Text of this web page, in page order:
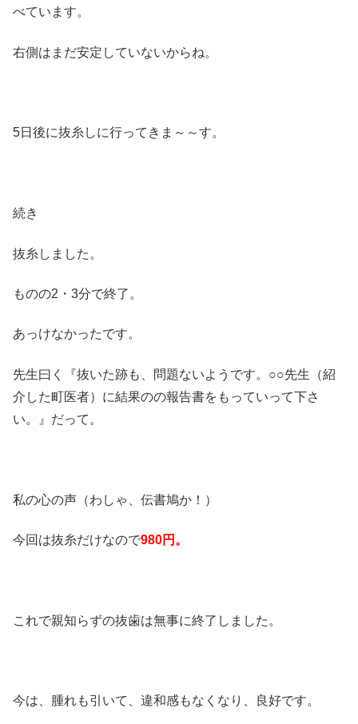
べています。
右側はまだ安定していないからね。
5日後に抜糸しに行ってきま～～す。
続き
抜糸しました。
ものの2・3分で終了。
あっけなかったです。
先生曰く『抜いた跡も、問題ないようです。○○先生（紹
介した町医者）に結果のの報告書をもっていって下さ
い。』だって。
私の心の声（わしゃ、伝書鳩か！）
今回は抜糸だけなので980円。
これで親知らずの抜歯は無事に終了しました。
今は、腫れも引いて、違和感もなくなり、良好です。